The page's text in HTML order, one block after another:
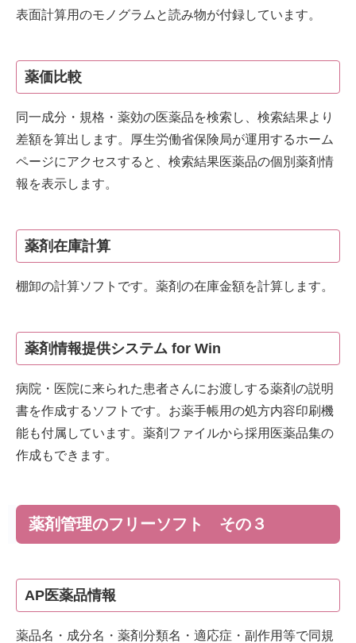
表面計算用のモノグラムと読み物が付録しています。
薬価比較
同一成分・規格・薬効の医薬品を検索し、検索結果より
差額を算出します。厚生労働省保険局が運用するホーム
ページにアクセスすると、検索結果医薬品の個別薬剤情
報を表示します。
薬剤在庫計算
棚卸の計算ソフトです。薬剤の在庫金額を計算します。
薬剤情報提供システム for Win
病院・医院に来られた患者さんにお渡しする薬剤の説明
書を作成するソフトです。お薬手帳用の処方内容印刷機
能も付属しています。薬剤ファイルから採用医薬品集の
作成もできます。
薬剤管理のフリーソフト その３
AP医薬品情報
薬品名・成分名・薬剤分類名・適応症・副作用等で同規